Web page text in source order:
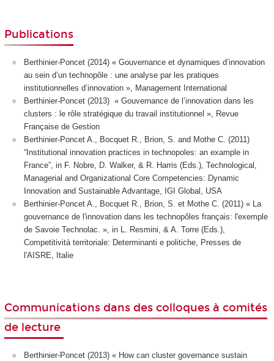
Publications
Berthinier-Poncet (2014) « Gouvernance et dynamiques d’innovation
au sein d’un technopôle : une analyse par les pratiques
institutionnelles d’innovation », Management International
Berthinier-Poncet (2013) « Gouvernance de l’innovation dans les
clusters : le rôle stratégique du travail institutionnel », Revue
Française de Gestion
Berthinier-Poncet A., Bocquet R., Brion, S. and Mothe C. (2011)
“Institutional innovation practices in technopoles: an example in
France”, in F. Nobre, D. Walker, & R. Harris (Eds.), Technological,
Managerial and Organizational Core Competencies: Dynamic
Innovation and Sustainable Advantage, IGI Global, USA
Berthinier-Poncet A., Bocquet R., Brion, S. et Mothe C. (2011) « La
gouvernance de l'innovation dans les technopôles français: l'exemple
de Savoie Technolac. », in L. Resmini, & A. Torre (Eds.),
Competitività territoriale: Determinanti e politiche, Presses de
l'AISRE, Italie
Communications dans des colloques à comités
de lecture
Berthinier-Poncet (2013) « How can cluster governance sustain